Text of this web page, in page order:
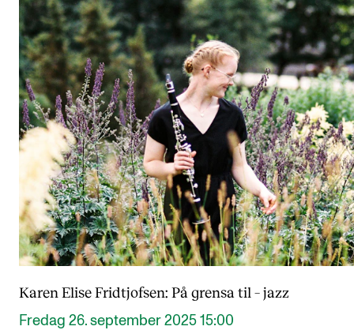
Karen Elise Fridtjofsen: På grensa til – jazz
Fredag 26. september 2025 15:00